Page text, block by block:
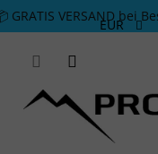
Zum Inhalt springen
GRATIS VERSAND bei
EUR